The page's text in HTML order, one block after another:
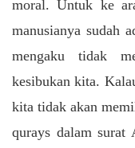
moral. Untuk ke
manusianya sudah
mengaku tidak
kesibukan kita.
kita tidak akan
qurays dalam surat